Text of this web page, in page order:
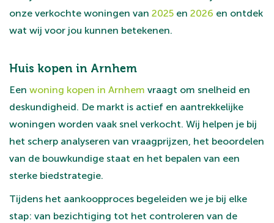
onze verkochte woningen van 2025 en 2026 en ontdek
wat wij voor jou kunnen betekenen.
Huis kopen in Arnhem
Een woning kopen in Arnhem vraagt om snelheid en
deskundigheid. De markt is actief en aantrekkelijke
woningen worden vaak snel verkocht. Wij helpen je bij
het scherp analyseren van vraagprijzen, het beoordelen
van de bouwkundige staat en het bepalen van een
sterke biedstrategie.
Tijdens het aankoopproces begeleiden we je bij elke
stap: van bezichtiging tot het controleren van de